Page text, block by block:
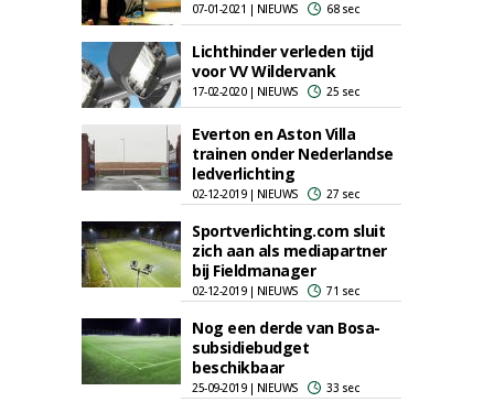
07-01-2021 | NIEUWS 68 sec
Lichthinder verleden tijd
voor VV Wildervank
17-02-2020 | NIEUWS 25 sec
Everton en Aston Villa
trainen onder Nederlandse
ledverlichting
02-12-2019 | NIEUWS 27 sec
Sportverlichting.com sluit
zich aan als mediapartner
bij Fieldmanager
02-12-2019 | NIEUWS 71 sec
Nog een derde van Bosa-
subsidiebudget
beschikbaar
25-09-2019 | NIEUWS 33 sec